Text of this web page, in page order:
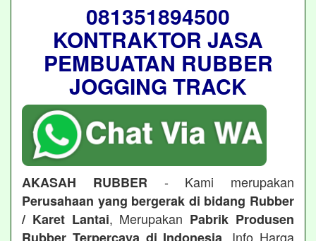
081351894500
KONTRAKTOR JASA
PEMBUATAN RUBBER
JOGGING TRACK
AKASAH RUBBER - Kami merupakan
Perusahaan yang bergerak di bidang Rubber
/ Karet Lantai, Merupakan Pabrik Produsen
, Info Harga